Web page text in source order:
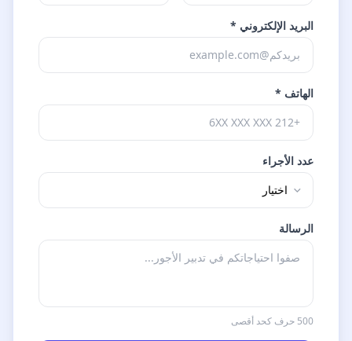
البريد الإلكتروني *
الهاتف *
عدد الأجراء
الرسالة
500 حرف كحد أقصى